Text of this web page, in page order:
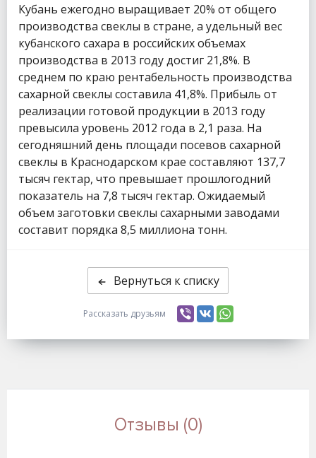
Кубань ежегодно выращивает 20% от общего
производства свеклы в стране, а удельный вес
кубанского сахара в российских объемах
производства в 2013 году достиг 21,8%. В
среднем по краю рентабельность производства
сахарной свеклы составила 41,8%. Прибыль от
реализации готовой продукции в 2013 году
превысила уровень 2012 года в 2,1 раза. На
сегодняшний день площади посевов сахарной
свеклы в Краснодарском крае составляют 137,7
тысяч гектар, что превышает прошлогодний
показатель на 7,8 тысяч гектар. Ожидаемый
объем заготовки свеклы сахарными заводами
составит порядка 8,5 миллиона тонн.
Вернуться к списку
Рассказать друзьям
Отзывы (0)